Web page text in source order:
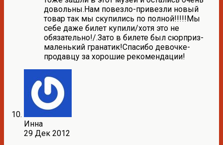
довольны.Нам повезло-привезли новый
товар так мы скупились по полной!!!!!Мы
себе даже билет купили/хотя это не
обязательно!/.Зато в билете был сюрприз-
маленький гранатик!Спасибо девочке-
продавцу за хорошие рекомендации!
Инна
29 Дек 2012